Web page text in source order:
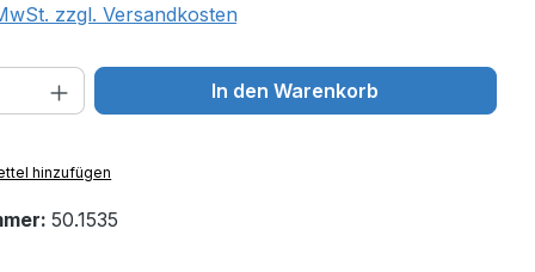
zzgl. Versandkosten
Anzahl: Gib den gewünschten Wert
In den Warenkorb
hinzufügen
50.1535